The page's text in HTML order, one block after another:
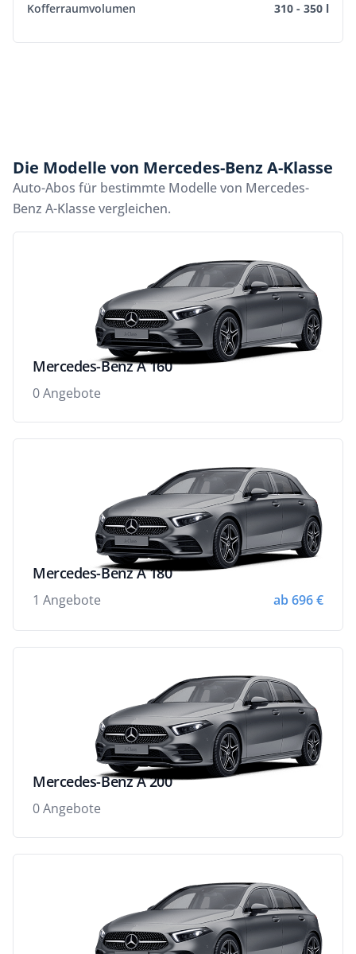
Kofferraumvolumen 310 - 350 l
Die Modelle von Mercedes-Benz A-Klasse
Auto-Abos für bestimmte Modelle von Mercedes-
Benz A-Klasse vergleichen.
Mercedes-Benz A 160
0 Angebote
Mercedes-Benz A 180
1 Angebote ab 696 €
Mercedes-Benz A 200
0 Angebote